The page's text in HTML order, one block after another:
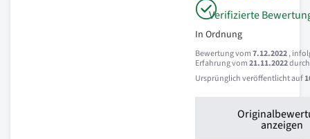
Verifizierte
In Ordnung
Bewertung vom7.12.2022,
Erfahrung vom21.11.2022
Ursprünglich veröffentlicht auf
anzeigen